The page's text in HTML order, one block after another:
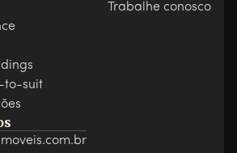
to-suit
Trabalhe conosco